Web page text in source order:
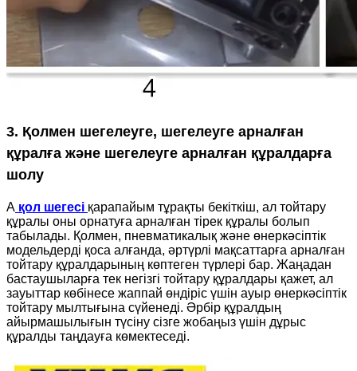
3. Қолмен шегелеуге, шегелеуге арналған
құралға және шегелеуге арналған құралдарға
шолу
A қол шегесі қарапайым тұрақты бекіткіш, ал тойтару
құралы оны орнатуға арналған тірек құралы болып
табылады. Қолмен, пневматикалық және өнеркәсіптік
модельдерді қоса алғанда, әртүрлі мақсаттарға арналған
тойтару құралдарының көптеген түрлері бар. Жаңадан
бастаушыларға тек негізгі тойтару құралдары қажет, ал
зауыттар көбінесе жаппай өндіріс үшін ауыр өнеркәсіптік
тойтару мылтығына сүйенеді. Әрбір құралдың
айырмашылығын түсіну сізге жобаңыз үшін дұрыс
құралды таңдауға көмектеседі.